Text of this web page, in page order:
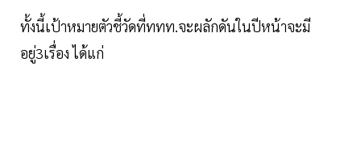
ทั้งนี้เป้าหมายตัวชี้วัดที่ททท.จะผลักดันในปีหน้าจะมี
อยู่3เรื่อง ได้แก่